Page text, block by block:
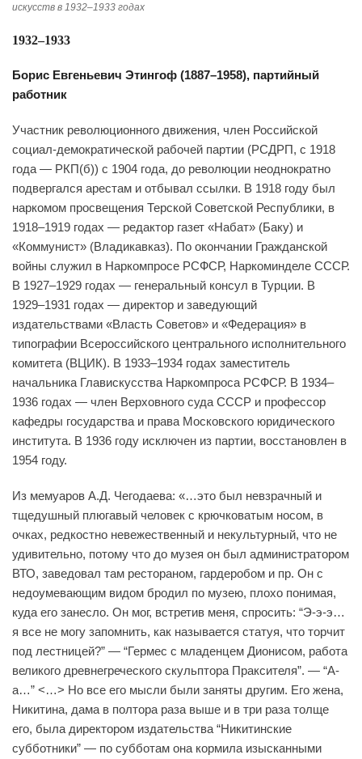
искусств в 1932–1933 годах
1932–1933
Борис Евгеньевич Этингоф (1887–1958), партийный
работник
Участник революционного движения, член Российской
социал-демократической рабочей партии (РСДРП, с 1918
года — РКП(б)) с 1904 года, до революции неоднократно
подвергался арестам и отбывал ссылки. В 1918 году был
наркомом просвещения Терской Советской Республики, в
1918–1919 годах — редактор газет «Набат» (Баку) и
«Коммунист» (Владикавказ). По окончании Гражданской
войны служил в Наркомпросе РСФСР, Наркоминделе СССР.
В 1927–1929 годах — генеральный консул в Турции. В
1929–1931 годах — директор и заведующий
издательствами «Власть Советов» и «Федерация» в
типографии Всероссийского центрального исполнительного
комитета (ВЦИК). В 1933–1934 годах заместитель
начальника Главискусства Наркомпроса РСФСР. В 1934–
1936 годах — член Верховного суда СССР и профессор
кафедры государства и права Московского юридического
института. В 1936 году исключен из партии, восстановлен в
1954 году.
Из мемуаров А.Д. Чегодаева: «…это был невзрачный и
тщедушный плюгавый человек с крючковатым носом, в
очках, редкостно невежественный и некультурный, что не
удивительно, потому что до музея он был администратором
ВТО, заведовал там рестораном, гардеробом и пр. Он с
недоумевающим видом бродил по музею, плохо понимая,
куда его занесло. Он мог, встретив меня, спросить: “Э-э-э…
я все не могу запомнить, как называется статуя, что торчит
под лестницей?” — “Гермес с младенцем Дионисом, работа
великого древнегреческого скульптора Праксителя”. — “А-
а…” <…> Но все его мысли были заняты другим. Его жена,
Никитина, дама в полтора раза выше и в три раза толще
его, была директором издательства “Никитинские
субботники” — по субботам она кормила изысканными